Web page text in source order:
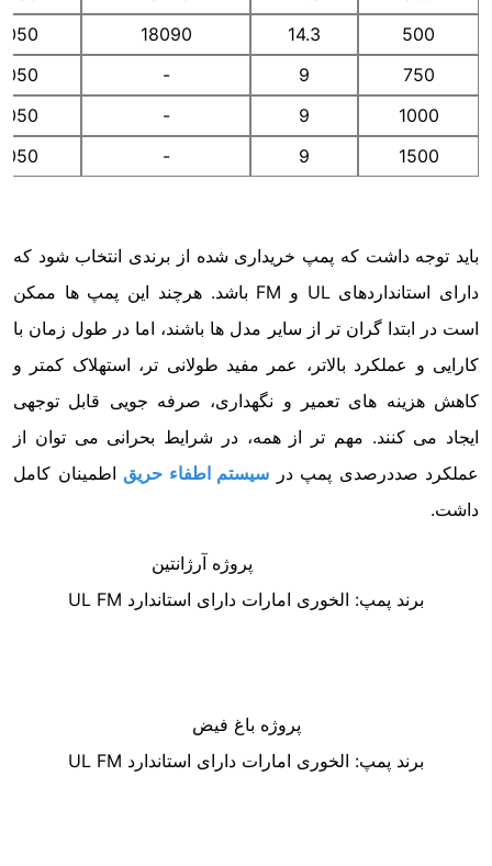
500
14.3
18090
750
9
-
1000
9
-
1500
9
-
باید توجه داشت که پمپ خریداری شده از برندی انتخاب شود که
دارای استانداردهای UL و FM باشد. هرچند این پمپ ها ممکن
است در ابتدا گران تر از سایر مدل ها باشند، اما در طول زمان با
کارایی و عملکرد بالاتر، عمر مفید طولانی تر، استهلاک کمتر و
کاهش هزینه های تعمیر و نگهداری، صرفه جویی قابل توجهی
ایجاد می کنند. مهم تر از همه، در شرایط بحرانی می توان از
عملکرد صددرصدی پمپ در سیستم اطفاء حریق اطمینان کامل
داشت.
پروژه آرژانتین
برند پمپ: الخوری امارات دارای استاندارد UL FM
پروژه باغ فیض
برند پمپ: الخوری امارات دارای استاندارد UL FM